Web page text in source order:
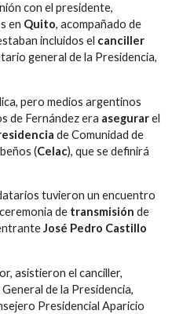
con el presidente,
en Quito, acompañado de
incluidos el canciller
general de la Presidencia,
pero medios argentinos
de Fernández era asegurarel
de Comunidad de
(Celac), que se definirá
tuvieron un encuentro
de transmisión de
José Pedro Castillo
asistieron el canciller,
de la Presidencia,
Presidencial Aparicio